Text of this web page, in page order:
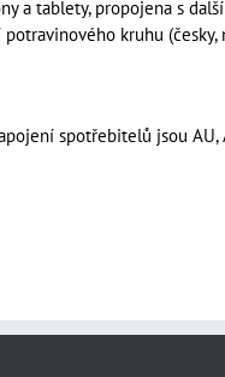
a tablety, propojena s
kruhu (česky,
spotřebitelů jsou AU,